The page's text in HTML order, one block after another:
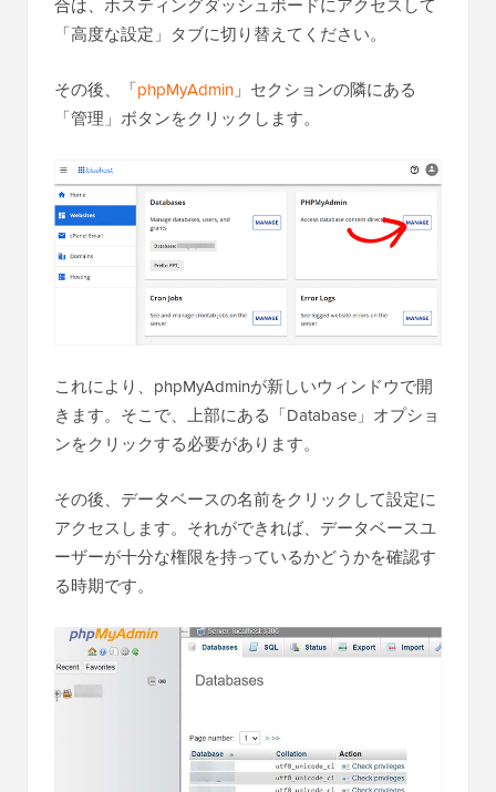
合は、ホスティングダッシュボードにアクセスして
「高度な設定」タブに切り替えてください。
その後、「phpMyAdmin」セクションの隣にある
「管理」ボタンをクリックします。
これにより、phpMyAdminが新しいウィンドウで開
きます。そこで、上部にある「Database」オプショ
ンをクリックする必要があります。
その後、データベースの名前をクリックして設定に
アクセスします。それができれば、データベースユ
ーザーが十分な権限を持っているかどうかを確認す
る時期です。